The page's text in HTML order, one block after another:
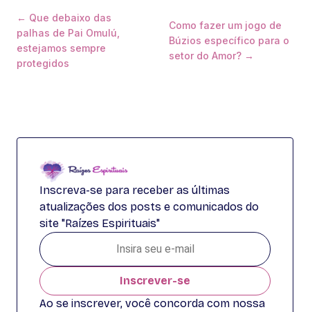
← Que debaixo das
palhas de Pai Omulú,
estejamos sempre
protegidos
Como fazer um jogo de
Búzios específico para o
setor do Amor? →
Inscreva-se para receber as últimas
atualizações dos posts e comunicados do
site "Raízes Espirituais"
Inscrever-se
Ao se inscrever, você concorda com nossa